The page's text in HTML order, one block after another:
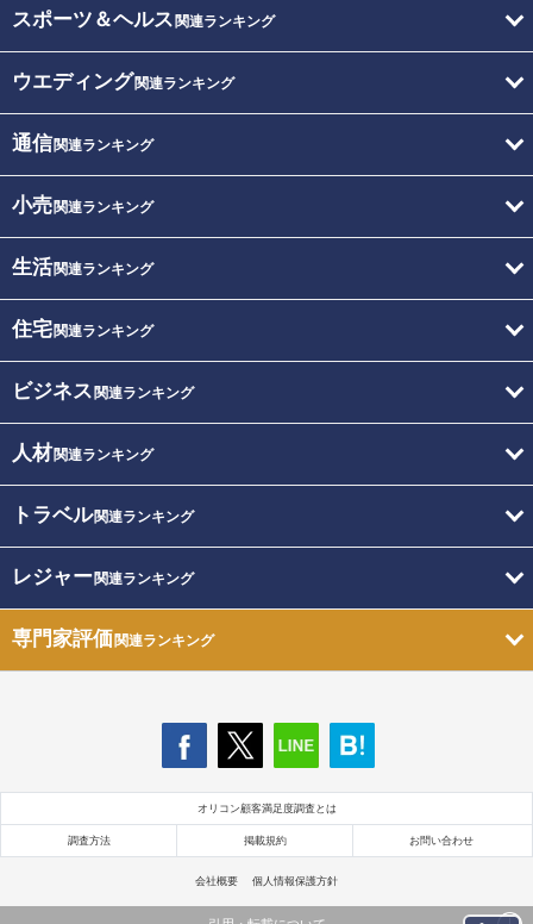
スポーツ＆ヘルス 関連ランキング
ウエディング関連ランキング
通信関連ランキング
小売関連ランキング
生活関連ランキング
住宅関連ランキング
ビジネス 関連ランキング
人材関連ランキング
トラベル関連ランキング
レジャー関連ランキング
専門家評価関連ランキング
オリコン顧客満足度調査とは
調査方法 掲載規約 お問い合わせ
会社概要 個人情報保護方針